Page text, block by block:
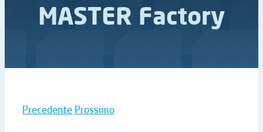
MASTER Factory
Precedente Prossimo